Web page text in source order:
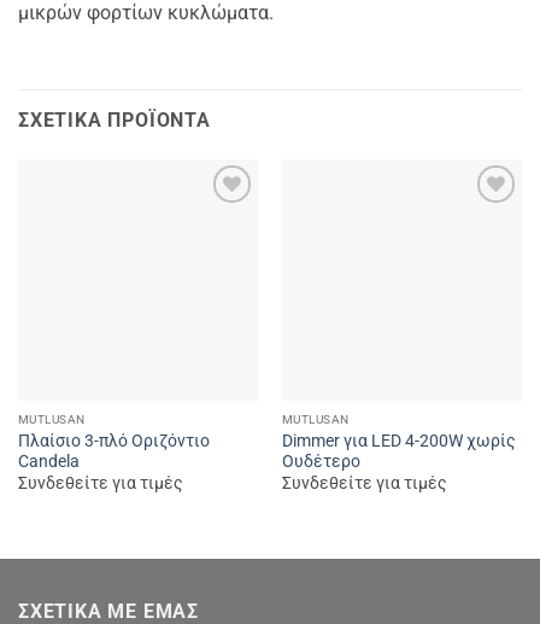
μικρών φορτίων κυκλώματα.
ΣΧΕΤΙΚΆ ΠΡΟΪΌΝΤΑ
MUTLUSAN
Πλαίσιο 3-πλό Οριζόντιο
Candela
Συνδεθείτε για τιμές
MUTLUSAN
Dimmer για LED 4-200W χωρίς
Ουδέτερο
Συνδεθείτε για τιμές
ΣΧΕΤΙΚΆ ΜΕ ΕΜΆΣ